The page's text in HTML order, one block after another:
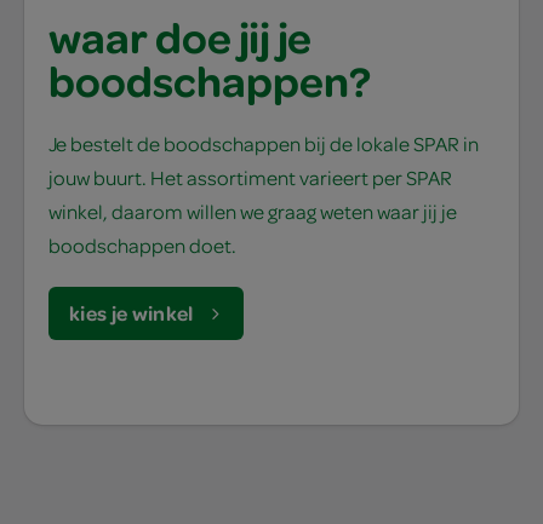
waar doe jij je
boodschappen?
Je bestelt de boodschappen bij de lokale SPAR in
jouw buurt. Het assortiment varieert per SPAR
winkel, daarom willen we graag weten waar jij je
boodschappen doet.
kies je winkel